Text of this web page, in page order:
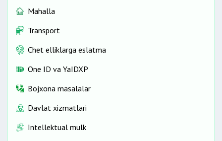
Mahalla
Transport
Chet elliklarga eslatma
One ID vа YaIDXP
Bojxona masalalar
Davlat xizmatlari
Intellektual mulk